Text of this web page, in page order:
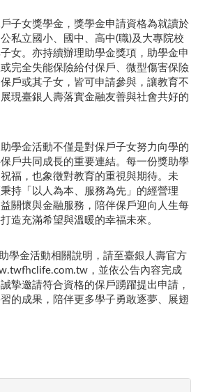
子女獎學金，獎學金申請資格為就讀於
私立國小、國中、高中(職)及大專院校
女。亦持續辦理助學金獎項，助學金申
完全失能保險給付保戶、微型傷害保險
戶或其子女，皆可申請參與，讓教育不
現臺銀人壽落實金融友善與社會共好的
學金活動不僅是對保戶子女努力向學的
戶共同成長的重要連結。每一份獎助學
福，也象徵對教育的重視與期待。未
持「以人為本、服務為先」的經營理
關懷與金融服務，陪伴保戶迎向人生每
造充滿希望與溫暖的幸福未來。
學金活動相關說明，請至臺銀人壽官方
，並依公告內容完成
摯邀請符合資格的保戶踴躍提出申請，
的成果，陪伴更多學子勇敢逐夢、展翅